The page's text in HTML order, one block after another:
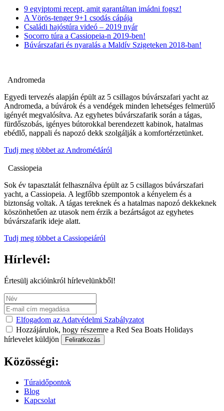
9 egyiptomi recept, amit garantáltan imádni fogsz!
A Vörös-tenger 9+1 csodás cápája
Családi hajóstúra videó – 2019 nyár
Socorro túra a Cassiopeia-n 2019-ben!
Búvárszafari és nyaralás a Maldív Szigeteken 2018-ban!
Andromeda
Egyedi tervezés alapján épült az 5 csillagos búvárszafari yacht az
Andromeda, a búvárok és a vendégek minden lehetséges felmerülő
igényét megvalósítva. Az egyhetes búvárszafarik során a tágas,
fürdőszobás, igényes bútorokkal berendezett kabinok, hatalmas
ebédlő, nappali és napozó dekk szolgálják a komfortérzetünket.
Tudj meg többet az Andromédáról
Cassiopeia
Sok év tapasztalát felhasználva épült az 5 csillagos búvárszafari
yacht, a Cassiopeia. A legfőbb szempontok a kényelem és a
biztonság voltak. A tágas tereknek és a hatalmas napozó dekkeknek
köszönhetően az utasok nem érzik a bezártságot az egyhetes
búvárszafarik ideje alatt.
Tudj meg többet a Cassiopeiáról
Hírlevél:
Értesülj akcióinkról hírlevelünkből!
Elfogadom az Adatvédelmi Szabályzatot
Hozzájárulok, hogy részemre a Red Sea Boats Holidays
hírlevelet küldjön
Feliratkozás
Közösségi:
Túraidőpontok
Blog
Kapcsolat